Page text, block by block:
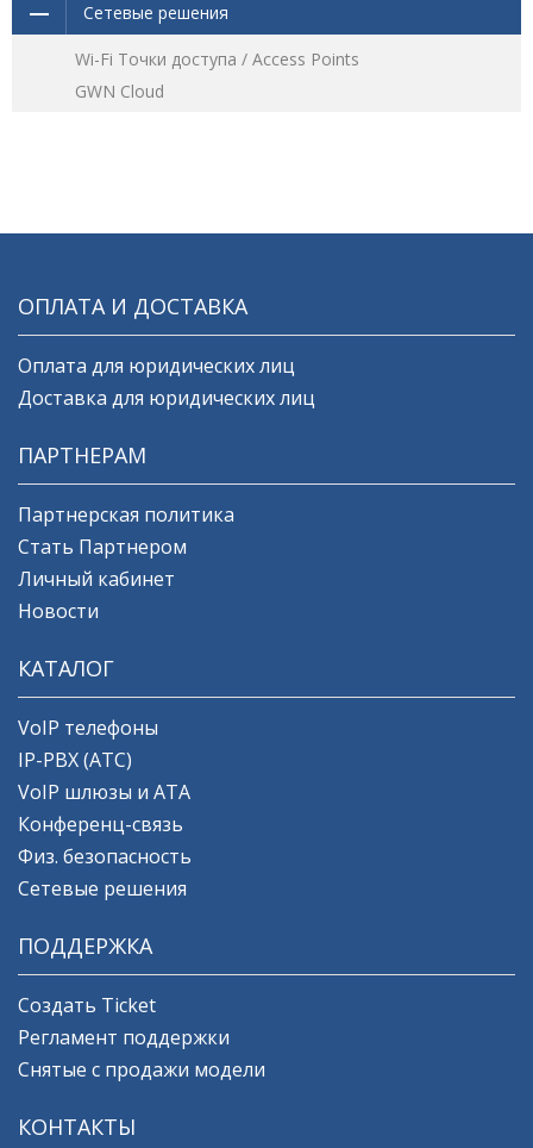
Сетевые решения
Wi-Fi Точки доступа / Access Points
GWN Cloud
ОПЛАТА И ДОСТАВКА
Оплата для юридических лиц
Доставка для юридических лиц
ПАРТНЕРАМ
Партнерская политика
Стать Партнером
Личный кабинет
Новости
КАТАЛОГ
VoIP телефоны
IP-PBX (АТС)
VoIP шлюзы и ATA
Конференц-связь
Физ. безопасность
Сетевые решения
ПОДДЕРЖКА
Создать Ticket
Регламент поддержки
Снятые с продажи модели
КОНТАКТЫ